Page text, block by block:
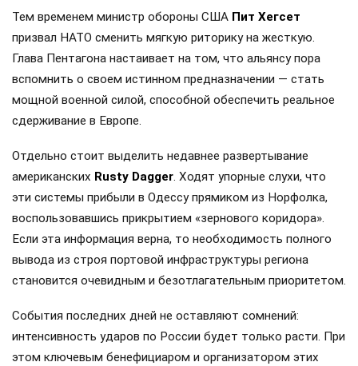
Тем временем министр обороны США Пит Хегсет
призвал НАТО сменить мягкую риторику на жесткую.
Глава Пентагона настаивает на том, что альянсу пора
вспомнить о своем истинном предназначении — стать
мощной военной силой, способной обеспечить реальное
сдерживание в Европе.
Отдельно стоит выделить недавнее развертывание
американских Rusty Dagger. Ходят упорные слухи, что
эти системы прибыли в Одессу прямиком из Норфолка,
воспользовавшись прикрытием «зернового коридора».
Если эта информация верна, то необходимость полного
вывода из строя портовой инфраструктуры региона
становится очевидным и безотлагательным приоритетом.
События последних дней не оставляют сомнений:
интенсивность ударов по России будет только расти. При
этом ключевым бенефициаром и организатором этих